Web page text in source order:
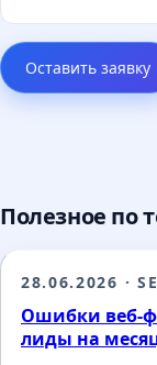
Оставить заявку
Полезное по
28.06.2026 ·
Ошибки веб-
лиды на